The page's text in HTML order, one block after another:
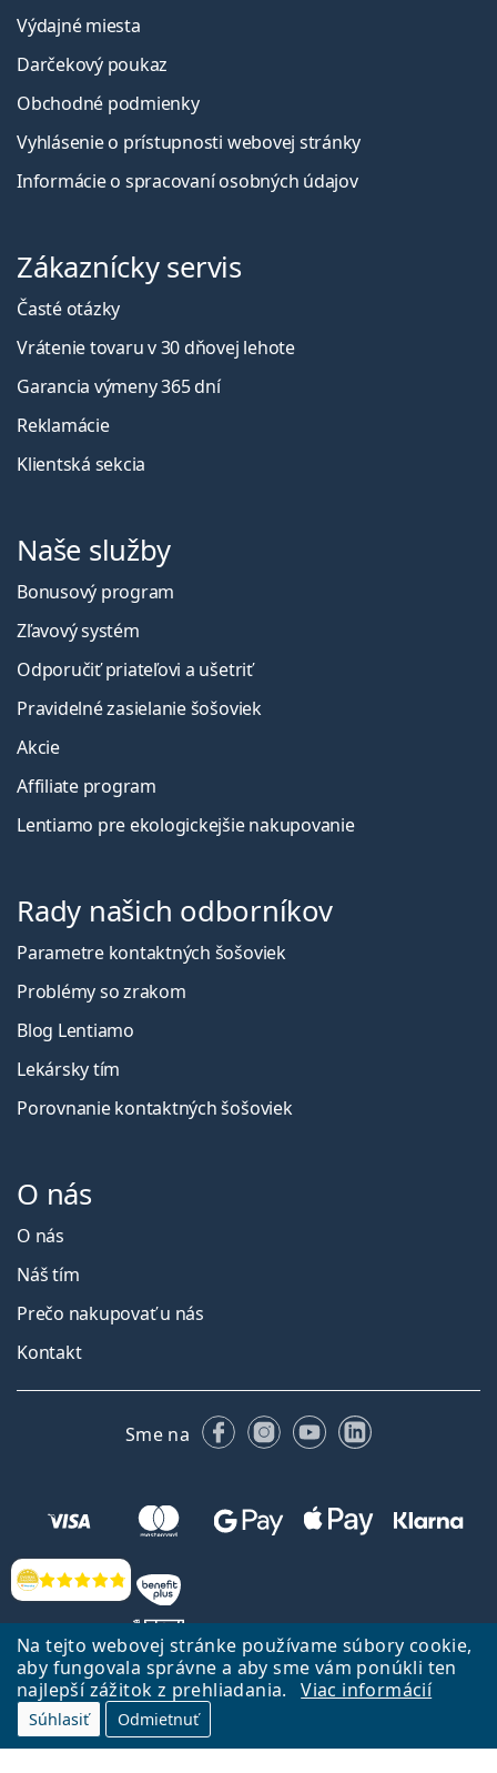
Na tejto webovej stránke používame súbory cookie,
aby fungovala správne a aby sme vám ponúkli ten
najlepší zážitok z prehliadania.
Viac informácií
Súhlasiť Odmietnuť
Hodnotenia
Výdajné miesta
Darčekový poukaz
Obchodné podmienky
Vyhlásenie o prístupnosti webovej stránky
Informácie o spracovaní osobných údajov
Zákaznícky servis
Časté otázky
Vrátenie tovaru v 30 dňovej lehote
Garancia výmeny 365 dní
Reklamácie
Klientská sekcia
Naše služby
Bonusový program
Zľavový systém
Odporučiť priateľovi a ušetriť
Pravidelné zasielanie šošoviek
Akcie
Affiliate program
Lentiamo pre ekologickejšie nakupovanie
Rady našich odborníkov
Parametre kontaktných šošoviek
Problémy so zrakom
Blog Lentiamo
Lekársky tím
Porovnanie kontaktných šošoviek
O nás
O nás
Náš tím
Prečo nakupovať u nás
Kontakt
Sme na FacebookuInstagrame
YouTubeLinkedIn
Späť na Úvodnu stránku
Lentiamo.sk vlastní a prevádzkuje spoločnosť Lentiamo s.r.o., Česká